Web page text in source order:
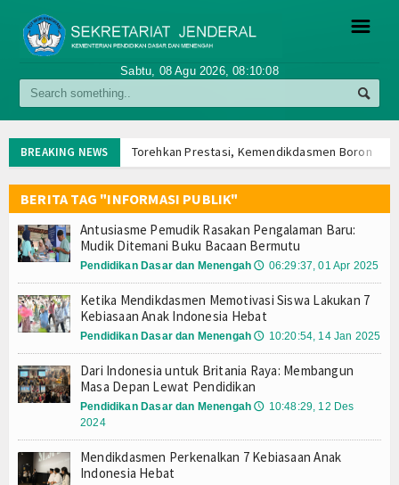
LAMAN UTAMA
PROFIL
Tentang Kami
Kata Sambutan
Tugas dan Fungsi
Visi dan Misi
Daftar Menteri
Daftar Pejabat Dikdasmen
Pejabat Eselon II Setjen
Satuan Kerja
☰
Sabtu, 08 Agu 2026,08:10:09
BREAKING NEWS
Torehkan Prestasi, Kemendikdasmen Borong
Hadapi Perundungan Siber, Kemendikdasmen
Indonesia Berburu Talenta Terbaik dari Sekolah,
Melalui SE Pembatasan Gawai,
SNT: Upaya Pemerintah Percepat Pemerataan
Perjalanan Rumah Pendidikan Menjadi Juara
Kemendikdasmen Apresiasi Peran Masyarakat
Kemendikdasmen dan Assemblr EDU
Pemerintah Percepat SNT, Mendikdasmen
Torehkan Prestasi, Kemendikdasmen Borong
Wamendikdasmen Atip Dorong Penguatan
Hadapi Perundungan Siber, Kemendikdasmen
Melalui SE Pembatasan Gawai,
SNT: Upaya Pemerintah Percepat Pemerataan
BERITA TAG "INFORMASI PUBLIK"
Antusiasme Pemudik Rasakan Pengalaman Baru:
Mudik Ditemani Buku Bacaan Bermutu
Pendidikan Dasar dan Menengah 🕔 06:29:37, 01 Apr 2025
Ketika Mendikdasmen Memotivasi Siswa Lakukan 7
Kebiasaan Anak Indonesia Hebat
Pendidikan Dasar dan Menengah 🕔 10:20:54, 14 Jan 2025
Dari Indonesia untuk Britania Raya: Membangun
Masa Depan Lewat Pendidikan
Pendidikan Dasar dan Menengah 🕔 10:48:29, 12 Des
2024
Mendikdasmen Perkenalkan 7 Kebiasaan Anak
Indonesia Hebat